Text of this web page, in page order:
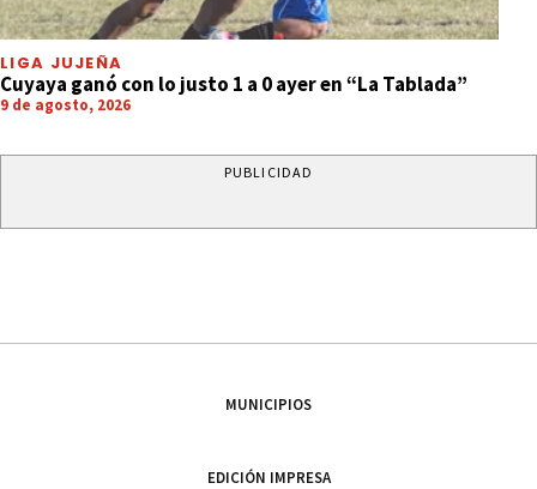
LIGA JUJEÑA
Cuyaya ganó con lo justo 1 a 0 ayer en “La Tablada”
9 de agosto, 2026
PUBLICIDAD
MUNICIPIOS
EDICIÓN IMPRESA